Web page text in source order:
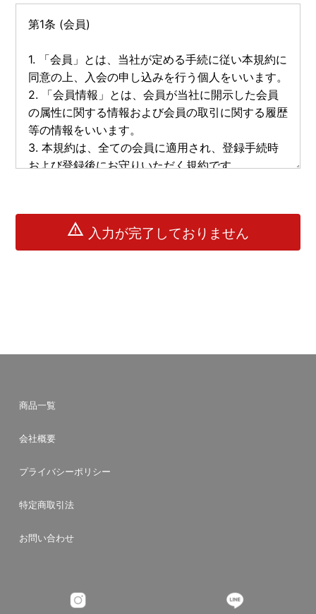
warning 入力が完了しておりません
商品一覧
会社概要
プライバシーポリシー
特定商取引法
お問い合わせ